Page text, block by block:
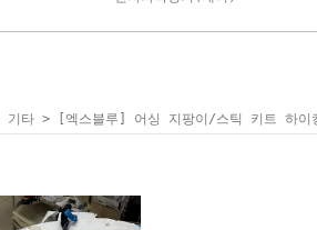
기타 > [엑스블루] 어싱 지팡이/스틱 키트 하이